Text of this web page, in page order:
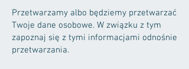
Przetwarzamy albo będziemy przetwarzać
Twoje dane osobowe. W związku z tym
zapoznaj się z tymi informacjami odnośnie
przetwarzania.